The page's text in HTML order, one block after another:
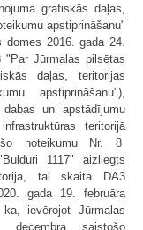
grafiskās daļas,
apstiprināšanu"
2016. gada 24.
"Par Jūrmalas pilsētas
daļas, teritorijas
apstiprināšanu"),
un apstādījumu
teritorijā
noteikumu Nr. 8
1117" aizliegts
tai skaitā DA3
gada 19. februāra
ievērojot Jūrmalas
saistošo